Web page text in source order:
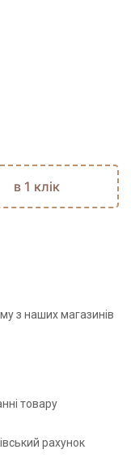
в 1 клік
з наших магазинів
товару
рахунок